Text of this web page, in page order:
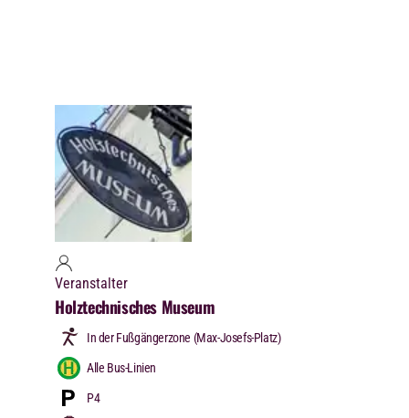
Veranstalter
Holztechnisches Museum
In der Fußgängerzone (Max-Josefs-Platz)
Alle Bus-Linien
P4